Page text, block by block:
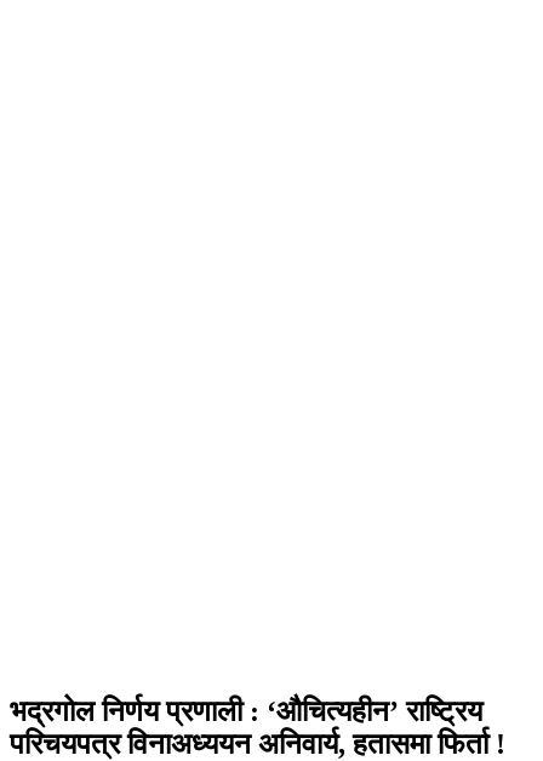
भद्रगोल निर्णय प्रणाली : ‘औचित्यहीन’ राष्ट्रिय
परिचयपत्र विनाअध्ययन अनिवार्य, हतासमा फिर्ता !